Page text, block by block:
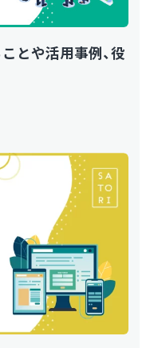
とや活用事例、役